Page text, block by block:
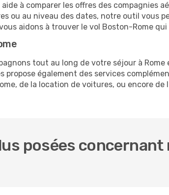
à comparer les offres des compagnies
ou au niveau des dates, notre outil vous
aidons à trouver le vol Boston-Rome
tout au long de votre séjour à
propose également des services
de la location de voitures, ou encore
posées concernant